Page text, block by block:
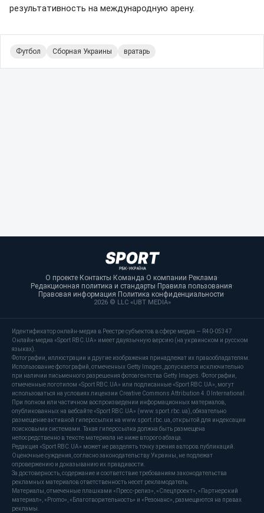
результативность на международную арену.
Футбол Сборная Украины вратарь
О проекте·Контакты·Команда·О компании·Реклама·
Редакционная политика и стандарты·Правила пользования·
Правовая информация·Политика конфиденциальности·
2026 © LLC «UBT MEDIA»
Идентификатор онлайн-медиа в Реестре субъектов в сфере медиа — R40-05347
Онлайн-медиа «Sport RBC.UA» имеет двуязычную версию (на украинском и русском
языках).
Фотографии, иллюстрации и другие изображения принадлежат их правообладателям.
Использование фотографий, отмеченных Getty Images, допускается исключительно
при наличии письменного разрешения фотоагентства Getty Images. Фотографии,
отмеченные логотипом «Sport RBC.UA» или подписанные «Sport RBC.UA», могут
использоваться на условиях лицензии Creative Commons Attribution 4.0 International.
При полном или частичном воспроизведении информационных материалов,
опубликованных на вебсайте «Sport RBC.UA» (www.sport.rbc.ua), обязательно
размещение активной гиперссылки на www.sport.rbc.ua, открытой для индексации
поисковыми системами. Такая гиперссылка должна быть размещена
непосредственно в тексте материала не ниже второго абзаца.
Редакция «Sport RBC.UA» может не разделять точку зрения авторов публикаций.
Оценочные суждения, согласно законодательству Украины, не подлежат
опровержению и доказыванию их правдивости.
За достоверность, содержание и соответствие требованиям законодательства
рекламных материалов ответственность несет рекламодатель.
Материалы, отмеченные плашками «Пресс-релиз», «Спецпроект», «Партнерский
материал», «Promo», «Благотворительность» и «Резонанс», размещаются на правах
рекламы.